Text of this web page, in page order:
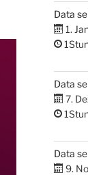
Data
1.
Data
7.
Data
9.